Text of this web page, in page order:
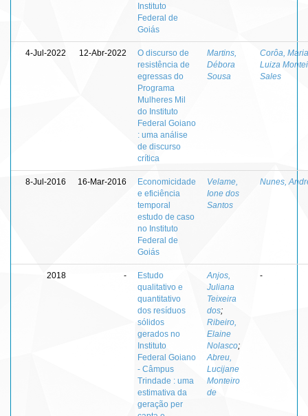
Instituto
Federal de
Goiás
4-Jul-2022 12-Abr-2022
O discurso de
resistência de
egressas do
Programa
Mulheres Mil
do Instituto
Federal Goiano
: uma análise
de discurso
crítica
Martins,
Débora
Sousa
Corôa, Maria
Luiza
Sales
8-Jul-2016 16-Mar-2016
Economicidade
e eficiência
temporal
estudo de caso
no Instituto
Federal de
Goiás
Velame,
Ione dos
Santos
Nunes,
2018 -
Estudo
qualitativo e
quantitativo
dos resíduos
sólidos
gerados no
Instituto
Federal Goiano
- Câmpus
Trindade : uma
estimativa da
geração per
Anjos,
Juliana
Teixeira
dos;
Ribeiro,
Elaine
Nolasco;
Abreu,
Lucijane
Monteiro
de
-